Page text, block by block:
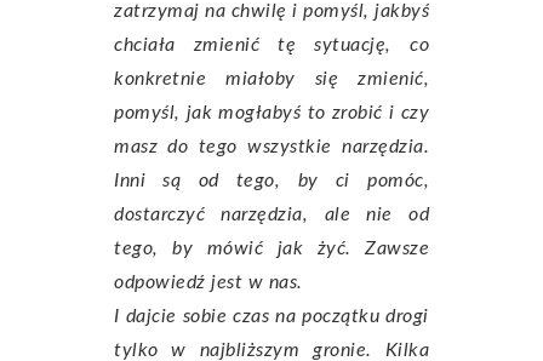
zatrzymaj na chwilę i pomyśl, jakbyś
chciała zmienić tę sytuację, co
konkretnie miałoby się zmienić,
pomyśl, jak mogłabyś to zrobić i czy
masz do tego wszystkie narzędzia.
Inni są od tego, by ci pomóc,
dostarczyć narzędzia, ale nie od
tego, by mówić jak żyć. Zawsze
odpowiedź jest w nas.
I dajcie sobie czas na początku drogi
tylko w najbliższym gronie. Kilka